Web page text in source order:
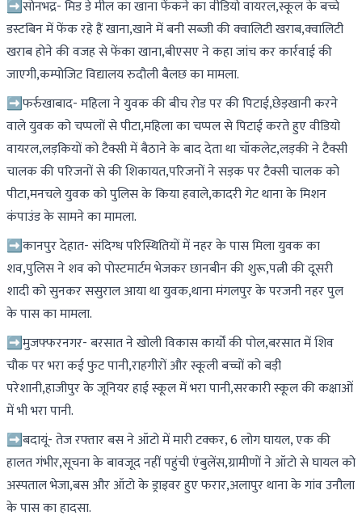
➡️सोनभद्र- मिड डे मील का खाना फेंकने का वीडियो वायरल,स्कूल के बच्चे
डस्टबिन में फेंक रहे हैं खाना,खाने में बनी सब्जी की क्वालिटी खराब,क्वालिटी
खराब होने की वजह से फेंका खाना,बीएसए ने कहा जांच कर कार्रवाई की
जाएगी,कम्पोजिट विद्यालय रुदौली बैलछ का मामला.
➡️फर्रुखाबाद- महिला ने युवक की बीच रोड पर की पिटाई,छेड़खानी करने
वाले युवक को चप्पलों से पीटा,महिला का चप्पल से पिटाई करते हुए वीडियो
वायरल,लड़कियों को टैक्सी में बैठाने के बाद देता था चॉकलेट,लड़की ने टैक्सी
चालक की परिजनों से की शिकायत,परिजनों ने सड़क पर टैक्सी चालक को
पीटा,मनचले युवक को पुलिस के किया हवाले,कादरी गेट थाना के मिशन
कंपाउंड के सामने का मामला.
➡️कानपुर देहात- संदिग्ध परिस्थितियों में नहर के पास मिला युवक का
शव,पुलिस ने शव को पोस्टमार्टम भेजकर छानबीन की शुरू,पत्नी की दूसरी
शादी को सुनकर ससुराल आया था युवक,थाना मंगलपुर के परजनी नहर पुल
के पास का मामला.
➡️मुजफ्फरनगर- बरसात ने खोली विकास कार्यों की पोल,बरसात में शिव
चौक पर भरा कई फुट पानी,राहगीरों और स्कूली बच्चों को बड़ी
परेशानी,हाजीपुर के जूनियर हाई स्कूल में भरा पानी,सरकारी स्कूल की कक्षाओं
में भी भरा पानी.
➡️बदायूं- तेज रफ्तार बस ने ऑटो में मारी टक्कर, 6 लोग घायल, एक की
हालत गंभीर,सूचना के बावजूद नहीं पहुंची एंबुलेंस,ग्रामीणों ने ऑटो से घायल को
अस्पताल भेजा,बस और ऑटो के ड्राइवर हुए फरार,अलापुर थाना के गांव उनौला
के पास का हादसा.